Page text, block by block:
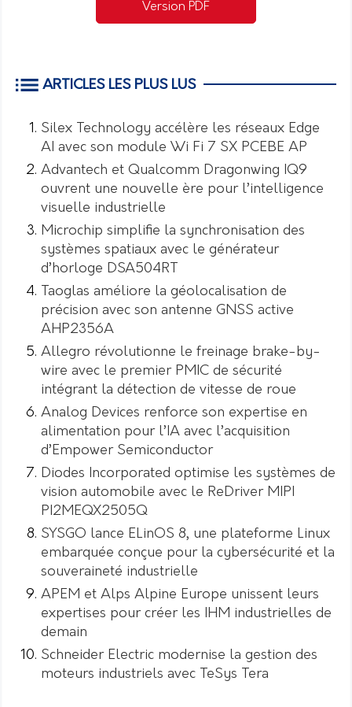
Version PDF
ARTICLES LES PLUS LUS
Silex Technology accélère les réseaux Edge
AI avec son module Wi Fi 7 SX PCEBE AP
Advantech et Qualcomm Dragonwing IQ9
ouvrent une nouvelle ère pour l’intelligence
visuelle industrielle
Microchip simplifie la synchronisation des
systèmes spatiaux avec le générateur
d’horloge DSA504RT
Taoglas améliore la géolocalisation de
précision avec son antenne GNSS active
AHP2356A
Allegro révolutionne le freinage brake-by-
wire avec le premier PMIC de sécurité
intégrant la détection de vitesse de roue
Analog Devices renforce son expertise en
alimentation pour l’IA avec l’acquisition
d’Empower Semiconductor
Diodes Incorporated optimise les systèmes de
vision automobile avec le ReDriver MIPI
PI2MEQX2505Q
SYSGO lance ELinOS 8, une plateforme Linux
embarquée conçue pour la cybersécurité et la
souveraineté industrielle
APEM et Alps Alpine Europe unissent leurs
expertises pour créer les IHM industrielles de
demain
Schneider Electric modernise la gestion des
moteurs industriels avec TeSys Tera